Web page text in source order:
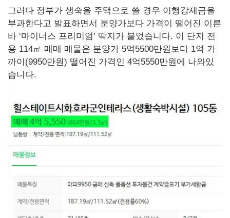
그러다 정부가 생숙을 주택으로 쓸 경우 이행강제금을
부과한다고 발표하면서 분양가보다 가격이 떨어진 이른
바 ‘마이너스 프리미엄’ 딱지가 붙었습니다. 이 단지 전
용 114㎡ 매매 매물은 분양가 5억5500만원보다 1억 가
까이(9950만원) 떨어진 가격인 4억5550만원에 나와있
습니다.